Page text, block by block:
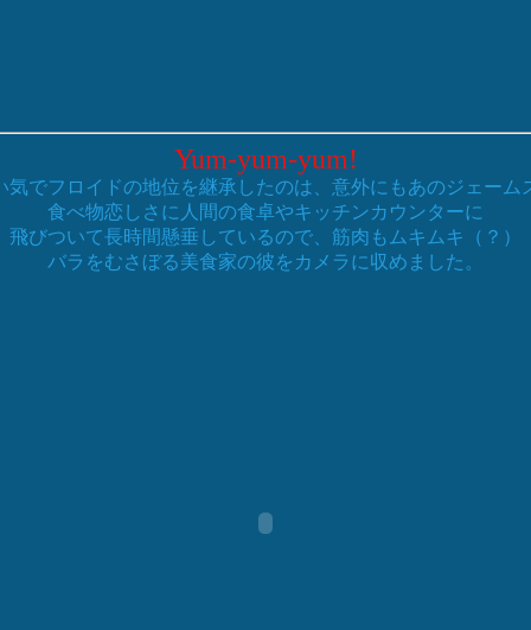
Yum-yum-yum!
気でフロイドの地位を継承したのは、意外にもあのジェーム
食べ物恋しさに人間の食卓やキッチンカウンターに
飛びついて長時間懸垂しているので、筋肉もムキムキ（？）
バラをむさぼる美食家の彼をカメラに収めました。